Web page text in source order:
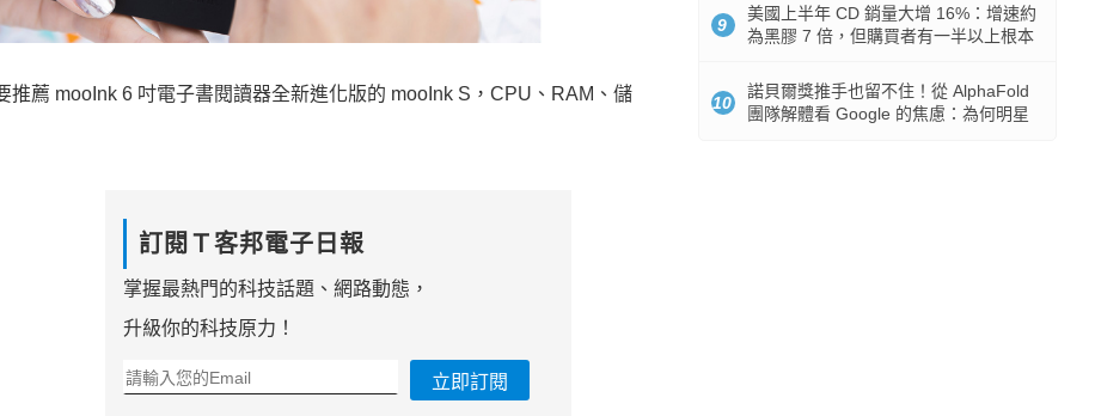
薦 mooInk 6 吋電子書閱讀器全新進化版的 mooInk S，CPU、RAM、儲
訂閱Ｔ客邦電子日報
掌握最熱門的科技話題、網路動態，
升級你的科技原力！
立即訂閱
9
美國上半年 CD 銷量大增 16%：增速約
為黑膠 7 倍，但購買者有一半以上根本
10
諾貝爾獎推手也留不住！從 AlphaFold
團隊解體看 Google 的焦慮：為何明星